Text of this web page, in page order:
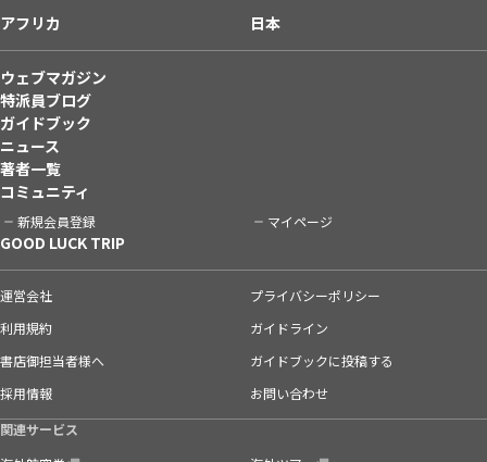
アフリカ
日本
ウェブマガジン
特派員ブログ
ガイドブック
ニュース
著者一覧
コミュニティ
新規会員登録 マイページ
GOOD LUCK TRIP
運営会社
プライバシーポリシー
利用規約
ガイドライン
書店御担当者様へ
ガイドブックに投稿する
採用情報
お問い合わせ
関連サービス